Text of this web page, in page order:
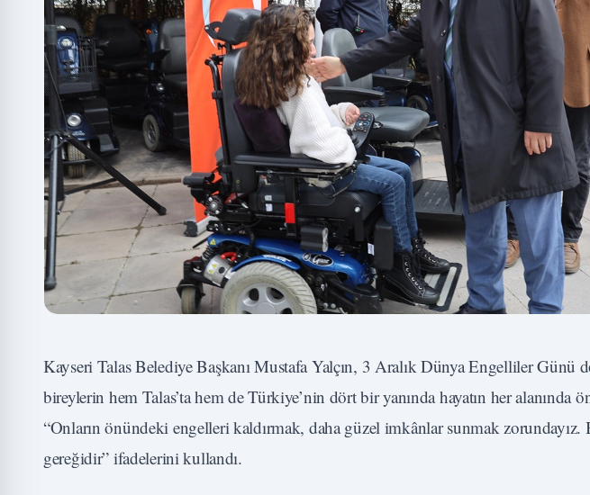
Kayseri Talas Belediye Başkanı Mustafa Yalçın, 3 Aralık Dünya Engelliler Günü
bireylerin hem Talas’ta hem de Türkiye’nin dört bir yanında hayatın her alanında
“Onların önündeki engelleri kaldırmak, daha güzel imkânlar sunmak
gereğidir” ifadelerini kullandı.